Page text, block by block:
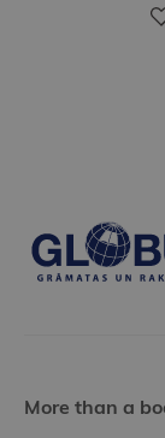
More than a